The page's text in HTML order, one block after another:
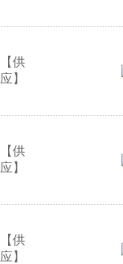
【供
应】
【供
应】
【供
应】